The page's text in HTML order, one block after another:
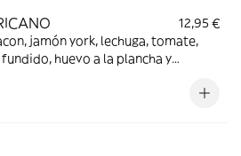
12,95 €
jamón york, lechuga, tomate,
huevo a la plancha y